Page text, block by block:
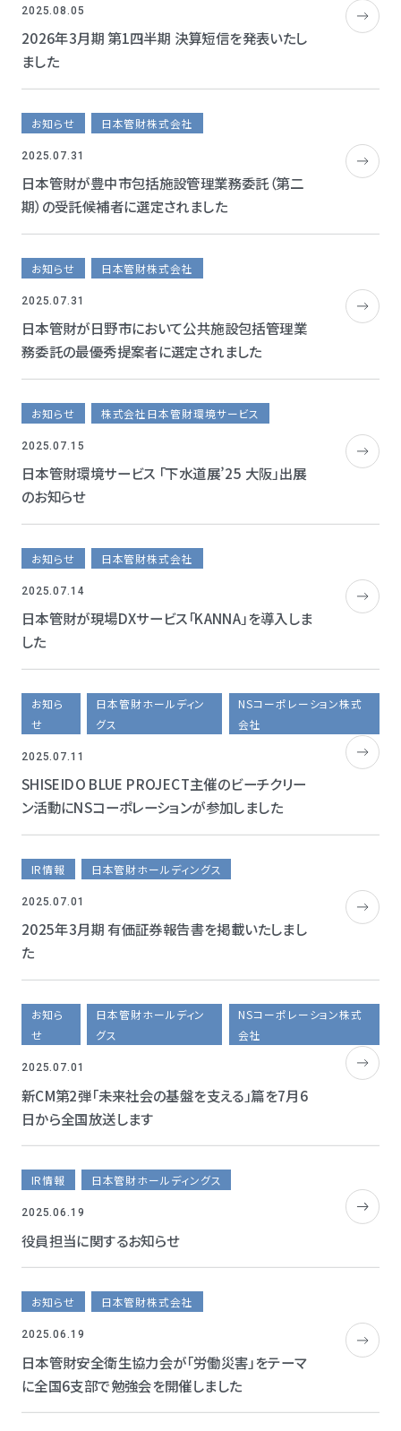
2025.08.05
2026年3月期 第1四半期 決算短信を発表いたし
ました
お知らせ 日本管財株式会社
2025.07.31
日本管財が豊中市包括施設管理業務委託（第二
期）の受託候補者に選定されました
お知らせ 日本管財株式会社
2025.07.31
日本管財が日野市において公共施設包括管理業
務委託の最優秀提案者に選定されました
お知らせ 株式会社日本管財環境サービス
2025.07.15
日本管財環境サービス 「下水道展’25 大阪」出展
のお知らせ
お知らせ 日本管財株式会社
2025.07.14
日本管財が現場DXサービス「KANNA」を導入しま
した
お知ら
せ
日本管財ホールディン
グス
NSコーポレーション株式
会社
2025.07.11
SHISEIDO BLUE PROJECT主催のビーチクリー
ン活動にNSコーポレーションが参加しました
IR情報 日本管財ホールディングス
2025.07.01
2025年3月期 有価証券報告書を掲載いたしまし
た
お知ら
せ
日本管財ホールディン
グス
NSコーポレーション株式
会社
2025.07.01
新CM第2弾「未来社会の基盤を支える」篇を7月6
日から全国放送します
IR情報 日本管財ホールディングス
2025.06.19
役員担当に関するお知らせ
お知らせ 日本管財株式会社
2025.06.19
日本管財安全衛生協力会が「労働災害」をテーマ
に全国6支部で勉強会を開催しました